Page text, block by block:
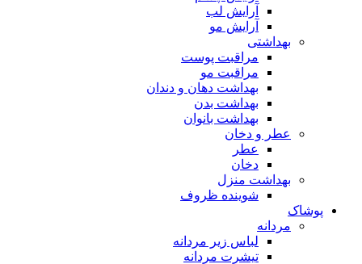
آرایش لب
آرایش مو
بهداشتی
مراقبت پوست
مراقبت مو
بهداشت دهان و دندان
بهداشت بدن
بهداشت بانوان
عطر و دخان
عطر
دخان
بهداشت منزل
شوینده ظروف
پوشاک
مردانه
لباس زیر مردانه
تیشرت مردانه